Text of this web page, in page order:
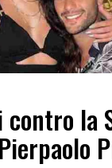
contro la